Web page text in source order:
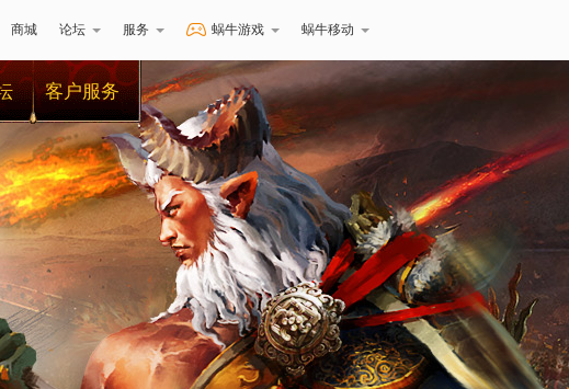
商城 论坛 服务 蜗牛游戏 蜗牛移动
客户服务